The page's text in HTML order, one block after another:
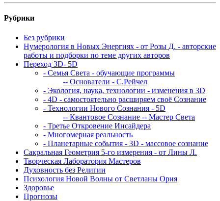
Рубрики
Без рубрики
Нумерология в Новых Энергиях - от Розы Д. - авторские
работы и подборки по теме других авторов
Переход 3D- 5D
- Семья Света - обучающие программы
-- Основатели - С.Рейчел
- Экология, наука, технологии - изменения в 3D
- 4D - самостоятельно расширяем своё Сознание
- Технологии Нового Сознания - 5D
-- Квантовое Сознание -- Мастер Света
- Третье Откровение Инсайдера
- Многомерная реальность
- Планетарные события - 3D - массовое сознание
Сакральная Геометрия 5-го измерения - от Лины Л.
Творческая Лаборатория Мастеров
Духовность без Религии
Психология Новой Волны от Светланы Ория
Здоровье
Прогнозы